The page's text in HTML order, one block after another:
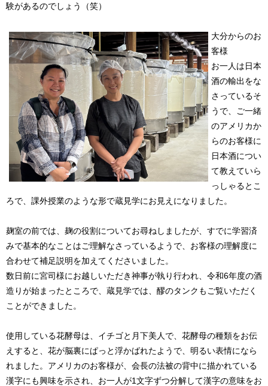
験があるのでしょう（笑）
大分からのお
客様
お一人は日本
酒の輸出をな
さっているそ
うで、ご一緒
のアメリカか
らのお客様に
日本酒につい
て教えていら
っしゃるとこ
ろで、課外授業のような形で蔵見学にお見えになりました。
麹室の前では、麹の役割についてお尋ねしましたが、すでに学習済
みで基本的なことはご理解なさっているようで、お客様の理解度に
合わせて補足説明を加えてくださいました。
数日前に宮司様にお越しいただき神事が執り行われ、令和6年度の酒
造りが始まったところで、蔵見学では、醪のタンクもご覧いただく
ことができました。
使用している花酵母は、イチゴと月下美人で、花酵母の種類をお伝
えすると、花が脳裏にぱっと浮かばれたようで、明るい表情になら
れました。アメリカのお客様が、会長の法被の背中に描かれている
漢字にも興味を示され、お一人が1文字ずつ分解して漢字の意味をお